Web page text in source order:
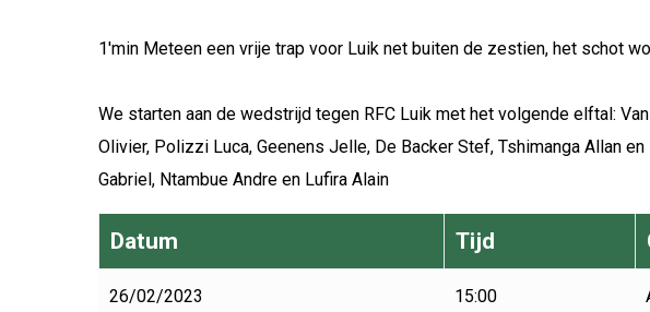
1'min Meteen een vrije trap voor Luik net buiten de zestien, het schot
We starten aan de wedstrijd tegen RFC Luik met het volgende elftal:
Olivier, Polizzi Luca, Geenens Jelle, De Backer Stef, Tshimanga Allan
Gabriel, Ntambue Andre en Lufira Alain
Datum Tijd
26/02/2023 15:00